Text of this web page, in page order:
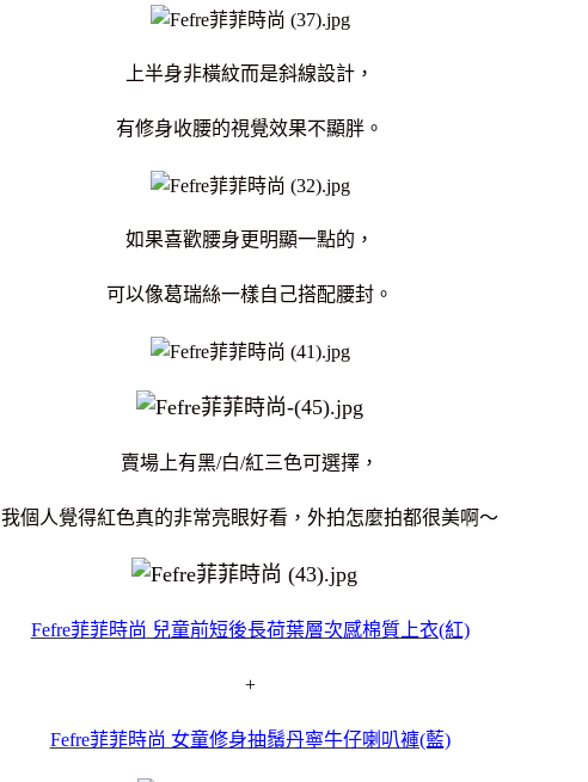
上半身非橫紋而是斜線設計，
有修身收腰的視覺效果不顯胖。
如果喜歡腰身更明顯一點的，
可以像葛瑞絲一樣自己搭配腰封。
賣場上有黑/白/紅三色可選擇，
我個人覺得紅色真的非常亮眼好看，外拍怎麼拍都很美啊～
Fefre菲菲時尚 兒童前短後長荷葉層次感棉質上衣(紅)
+
Fefre菲菲時尚 女童修身抽鬚丹寧牛仔喇叭褲(藍)